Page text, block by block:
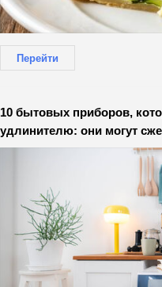
Перейти
10 бытовых приборов,
удлинителю: они могут